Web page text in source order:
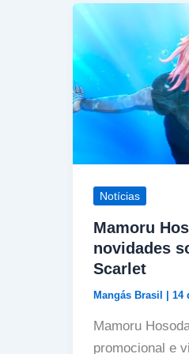
Notícias
Mamoru
novidades
Scarlet
Mangás Brasil 14
Mamoru
promocional e